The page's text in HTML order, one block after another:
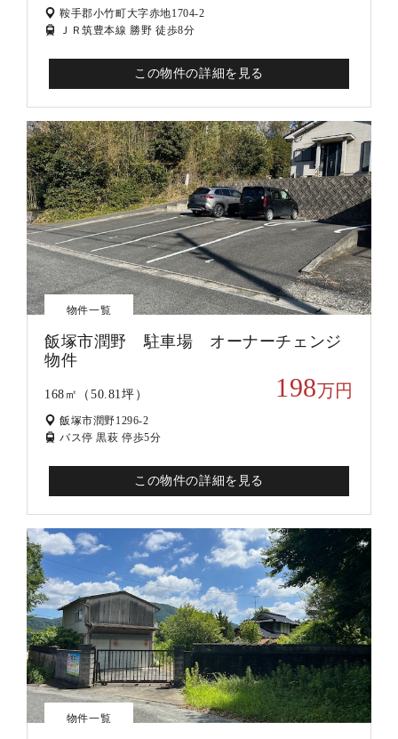
鞍手郡小竹町大字赤地1704-2
ＪＲ筑豊本線 勝野 徒歩8分
この物件の詳細を見る
物件一覧
飯塚市潤野 駐車場 オーナーチェンジ
物件
168㎡（50.81坪） 198万円
飯塚市潤野1296-2
バス停 黒萩 停歩5分
この物件の詳細を見る
物件一覧